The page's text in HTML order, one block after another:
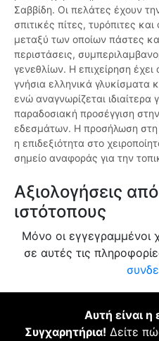
Σαββίδη. Οι πελάτες έχουν
σπιτικές πίτες, τυρόπιτες
μεταξύ των οποίων πάστες
περιστάσεις,
γενεθλίων. Η επιχείρηση
γνήσια ελληνικά γλυκίσματα
ενώ αναγνωρίζεται ιδιαίτερα
παραδοσιακή προσέγγιση
εδεσμάτων. Η προσήλωση στη
η επιδεξιότητα στο
σημείο αναφοράς για την
Αξιολογήσεις
ιστότοπους
Μόνο οι εγγεγραμμένοι
σε αυτές τις
Αυτή είναι η
Συγχαρητήρια! Δείτε